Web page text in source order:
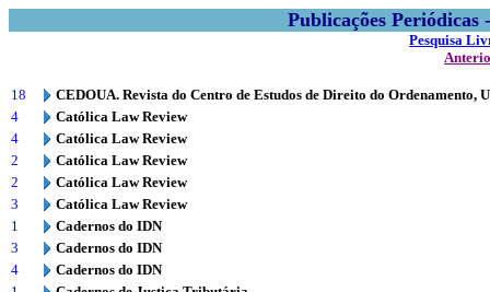
Publicações
Pesquisa
18
CEDOUA. Revista do Centro de Estudos de Direito do Ordenamento,
4
Católica Law Review
4
Católica Law Review
2
Católica Law Review
2
Católica Law Review
3
Católica Law Review
1
Cadernos do IDN
3
Cadernos do IDN
4
Cadernos do IDN